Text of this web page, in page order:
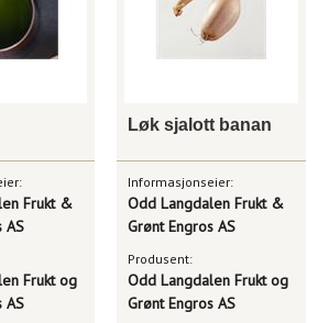
Frukt &
AS
Frukt og
AS
Løk sjalott banan
Informasjonseier:
Odd Langdalen Frukt &
Grønt Engros AS
Produsent:
Odd Langdalen Frukt og
Grønt Engros AS